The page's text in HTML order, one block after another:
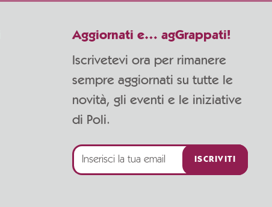
Aggiornati e… agGrappati!
Iscrivetevi ora per rimanere
sempre aggiornati su tutte le
novità, gli eventi e le iniziative
di Poli.
ISCRIVITI